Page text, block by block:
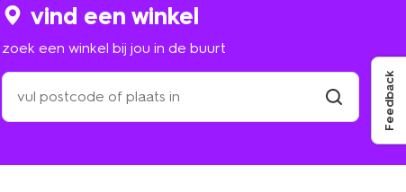
vind een winkel
zoek een winkel bij jou in de buurt
zoek
een
winkel
in
Feedback